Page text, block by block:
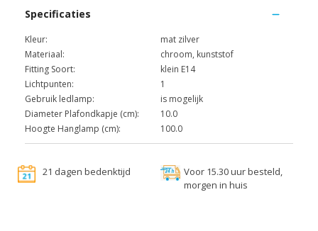
Specificaties
Kleur:
mat zilver
Materiaal:
chroom, kunststof
Fitting Soort:
klein E14
Lichtpunten:
1
Gebruik ledlamp:
is mogelijk
Diameter Plafondkapje (cm):
10.0
Hoogte Hanglamp (cm):
100.0
21 dagen bedenktijd
Voor 15.30 uur besteld,
morgen in huis